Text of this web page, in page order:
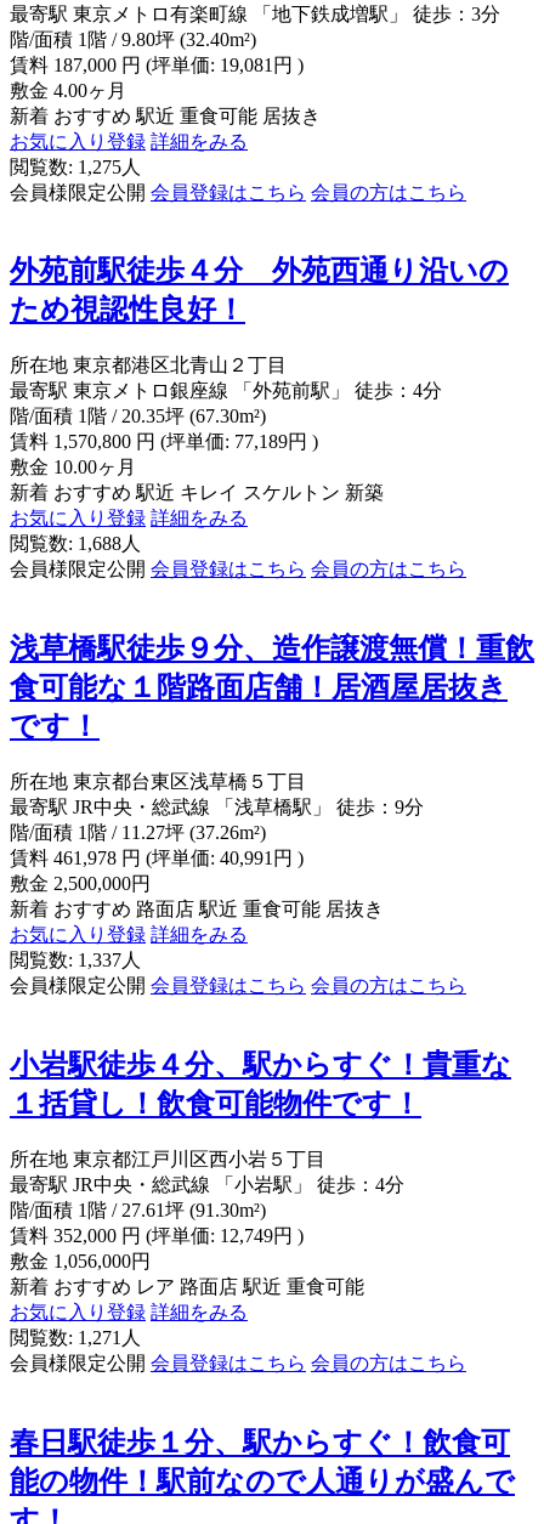
最寄駅 東京メトロ有楽町線 「地下鉄成増駅」 徒歩：3分
階/面積 1階 / 9.80坪 (32.40m²)
賃料 187,000 円 (坪単価: 19,081円 )
敷金 4.00ヶ月
新着 おすすめ 駅近 重食可能 居抜き
お気に入り登録 詳細をみる
閲覧数: 1,275人
会員様限定公開 会員登録はこちら 会員の方はこちら
外苑前駅徒歩４分 外苑西通り沿いの
ため視認性良好！
所在地 東京都港区北青山２丁目
最寄駅 東京メトロ銀座線 「外苑前駅」 徒歩：4分
階/面積 1階 / 20.35坪 (67.30m²)
賃料 1,570,800 円 (坪単価: 77,189円 )
敷金 10.00ヶ月
新着 おすすめ 駅近 キレイ スケルトン 新築
お気に入り登録 詳細をみる
閲覧数: 1,688人
会員様限定公開 会員登録はこちら 会員の方はこちら
浅草橋駅徒歩９分、造作譲渡無償！重飲
食可能な１階路面店舗！居酒屋居抜き
です！
所在地 東京都台東区浅草橋５丁目
最寄駅 JR中央・総武線 「浅草橋駅」 徒歩：9分
階/面積 1階 / 11.27坪 (37.26m²)
賃料 461,978 円 (坪単価: 40,991円 )
敷金 2,500,000円
新着 おすすめ 路面店 駅近 重食可能 居抜き
お気に入り登録 詳細をみる
閲覧数: 1,337人
会員様限定公開 会員登録はこちら 会員の方はこちら
小岩駅徒歩４分、駅からすぐ！貴重な
１括貸し！飲食可能物件です！
所在地 東京都江戸川区西小岩５丁目
最寄駅 JR中央・総武線 「小岩駅」 徒歩：4分
階/面積 1階 / 27.61坪 (91.30m²)
賃料 352,000 円 (坪単価: 12,749円 )
敷金 1,056,000円
新着 おすすめ レア 路面店 駅近 重食可能
お気に入り登録 詳細をみる
閲覧数: 1,271人
会員様限定公開 会員登録はこちら 会員の方はこちら
春日駅徒歩１分、駅からすぐ！飲食可
能の物件！駅前なので人通りが盛んで